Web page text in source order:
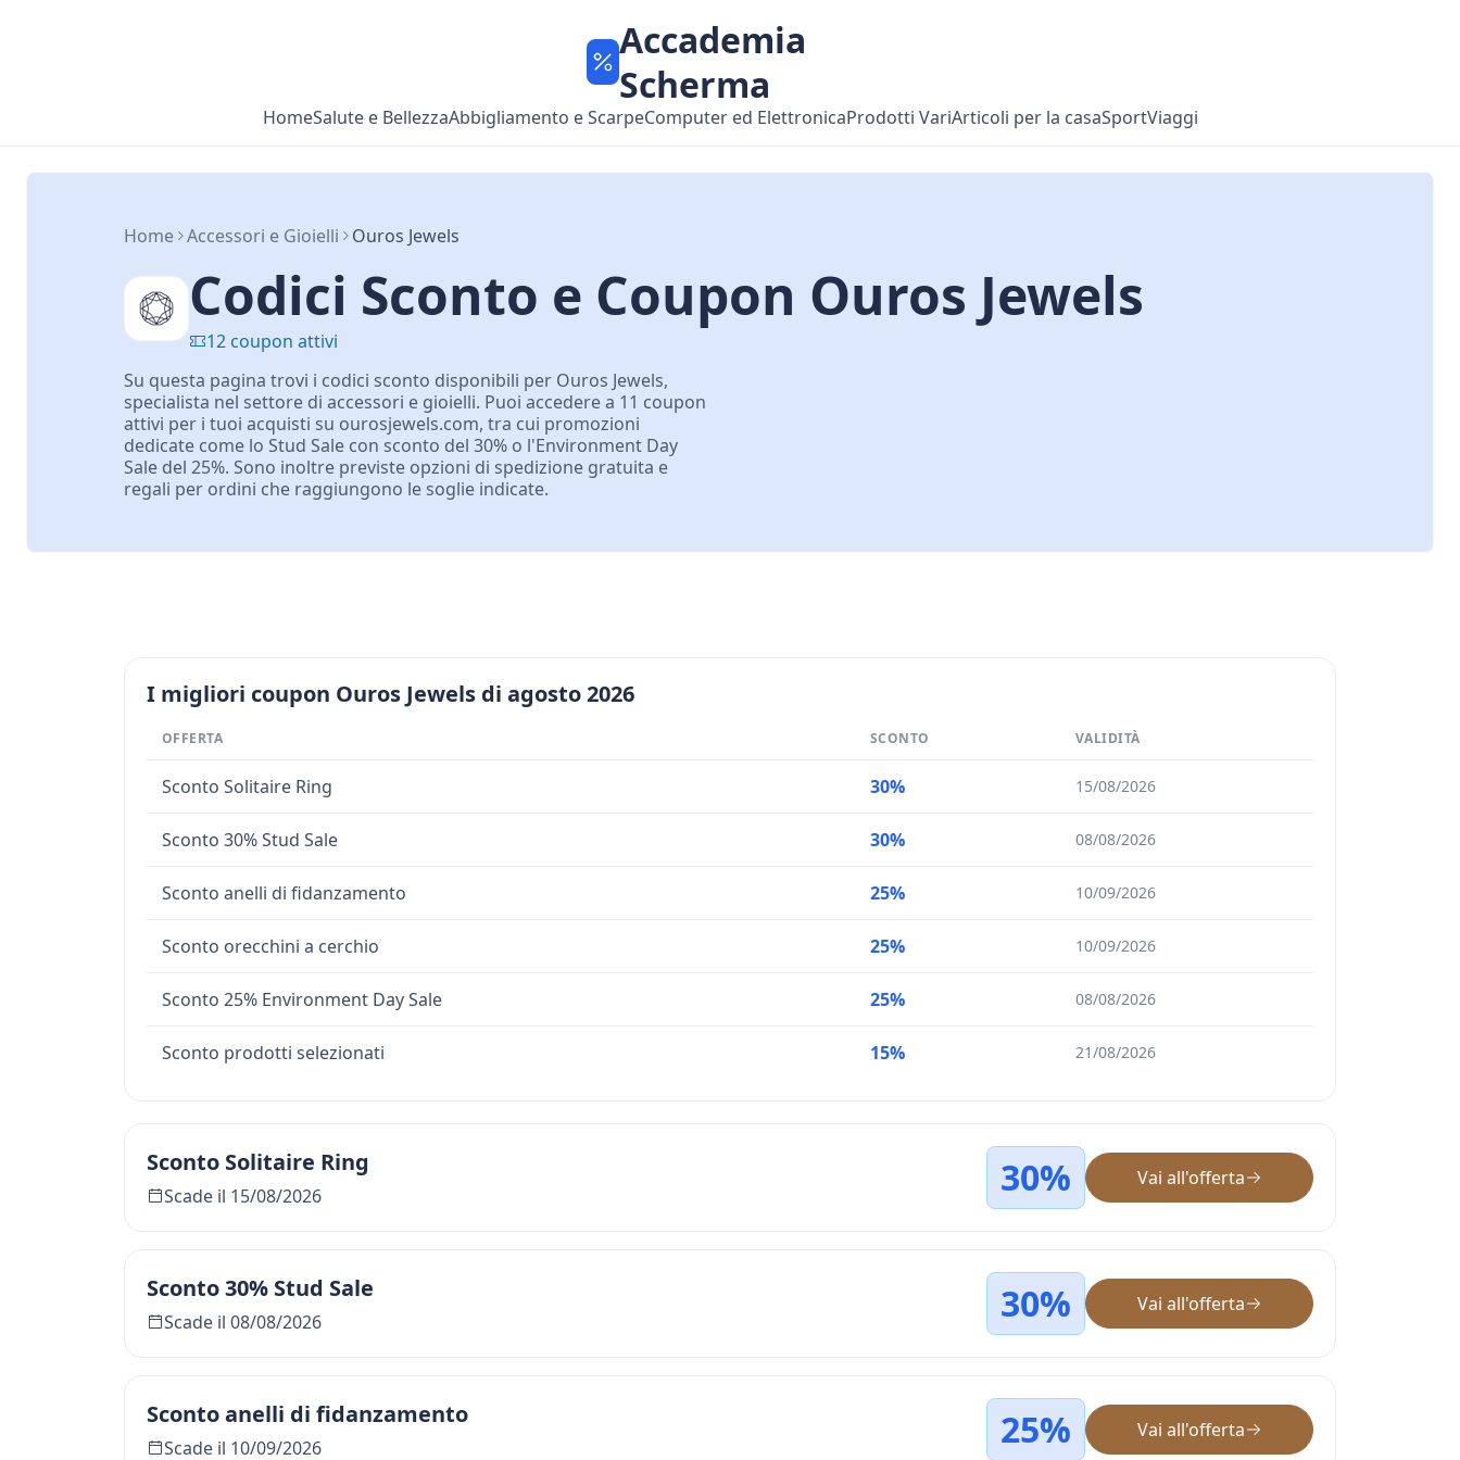
Accademia
Scherma
HomeSalute e BellezzaAbbigliamento e ScarpeComputer ed ElettronicaProdotti VariArticoli per la casaSportViaggi
Home Accessori e Gioielli Ouros Jewels
Codici Sconto e Coupon Ouros Jewels
12 coupon attivi
Su questa pagina trovi i codici sconto disponibili per Ouros Jewels,
specialista nel settore di accessori e gioielli. Puoi accedere a 11 coupon
attivi per i tuoi acquisti su ourosjewels.com, tra cui promozioni
dedicate come lo Stud Sale con sconto del 30% o l'Environment Day
Sale del 25%. Sono inoltre previste opzioni di spedizione gratuita e
regali per ordini che raggiungono le soglie indicate.
I migliori coupon Ouros Jewels di agosto 2026
OFFERTA SCONTO VALIDITÀ
Sconto Solitaire Ring 30% 15/08/2026
Sconto 30% Stud Sale 30% 08/08/2026
Sconto anelli di fidanzamento 25% 10/09/2026
Sconto orecchini a cerchio 25% 10/09/2026
Sconto 25% Environment Day Sale 25% 08/08/2026
Sconto prodotti selezionati 15% 21/08/2026
Sconto Solitaire Ring
Scade il 15/08/2026 30% Vai all'offerta
Sconto 30% Stud Sale
Scade il 08/08/2026 30% Vai all'offerta
Sconto anelli di fidanzamento
Scade il 10/09/2026 25% Vai all'offerta